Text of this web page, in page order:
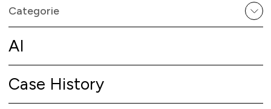
Categorie
AI
Case History